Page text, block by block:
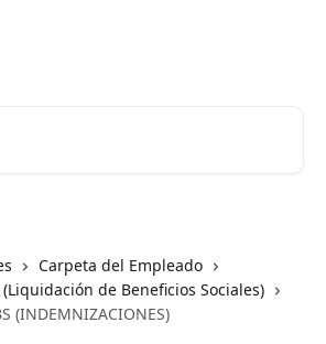
Carpeta del Empleado
(Liquidación de Beneficios Sociales)
(INDEMNIZACIONES)